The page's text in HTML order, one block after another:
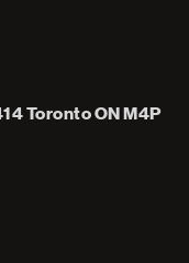
Toronto ON M4P